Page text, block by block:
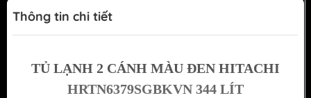
Thông tin chi tiết
TỦ LẠNH 2 CÁNH MÀU ĐEN HITACHI
HRTN6379SGBKVN 344 LÍT